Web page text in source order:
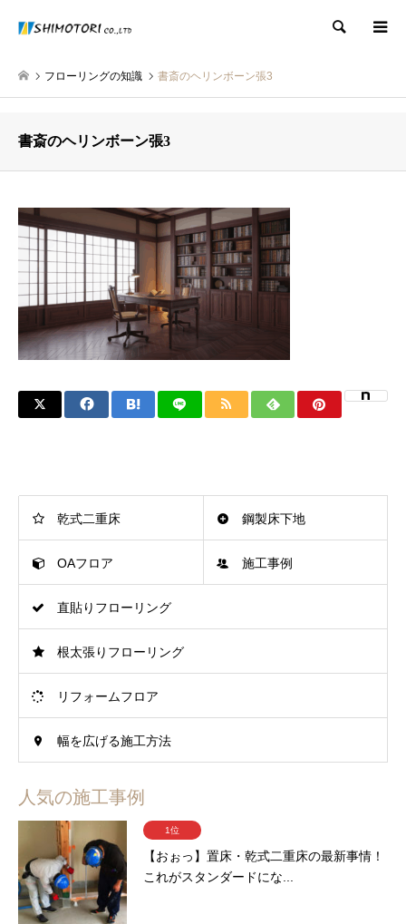
検索
フローリングの知識 書斎のヘリンボーン張3
書斎のヘリンボーン張3
乾式二重床 鋼製床下地
OAフロア 施工事例
直貼りフローリング
根太張りフローリング
リフォームフロア
幅を広げる施工方法
人気の施工事例
1位
【おぉっ】置床・乾式二重床の最新事情！
これがスタンダードにな...